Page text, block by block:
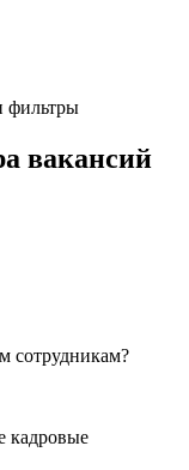
фильтры
вакансий
сотрудникам?
кадровые